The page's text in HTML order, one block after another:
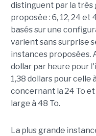
distinguent par la très
proposée : 6, 12, 24 et
basés sur une
varient sans surprise
instances proposées.
dollar par heure pour
1,38 dollars pour celle
concernant la 24 To
large à 48 To.
La plus grande